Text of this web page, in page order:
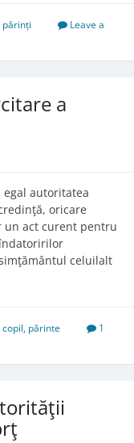
părinți
Leave a
a
autoritatea
oricare
act curent pentru
celuilalt
copil, părinte
1